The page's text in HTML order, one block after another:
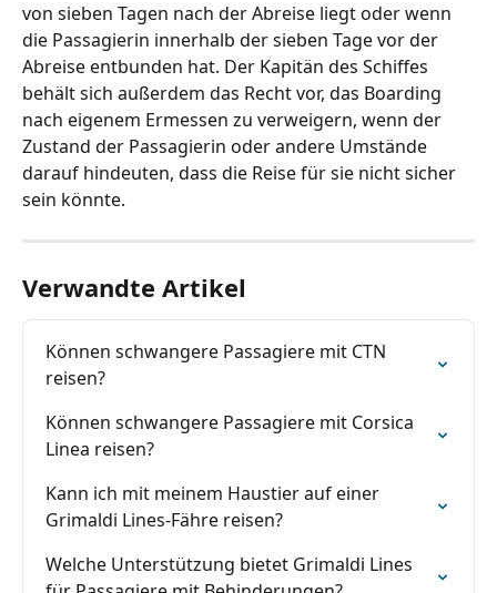
von sieben Tagen nach der Abreise liegt oder wenn
die Passagierin innerhalb der sieben Tage vor der
Abreise entbunden hat. Der Kapitän des Schiffes
behält sich außerdem das Recht vor, das Boarding
nach eigenem Ermessen zu verweigern, wenn der
Zustand der Passagierin oder andere Umstände
darauf hindeuten, dass die Reise für sie nicht sicher
sein könnte.
Verwandte Artikel
Können schwangere Passagiere mit CTN
reisen?
Können schwangere Passagiere mit Corsica
Linea reisen?
Kann ich mit meinem Haustier auf einer
Grimaldi Lines-Fähre reisen?
Welche Unterstützung bietet Grimaldi Lines